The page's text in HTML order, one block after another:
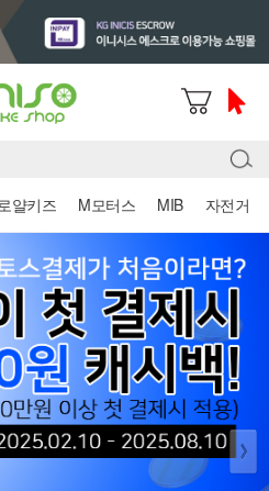
로얄키즈 M모터스 MIB 자전거